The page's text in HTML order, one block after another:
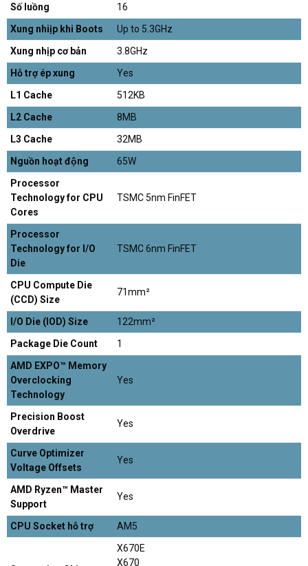
Số luồng
16
Xung nhiịp khi Boots
Up to 5.3GHz
Xung nhịp cơ bản
3.8GHz
Hỗ trợ ép xung
Yes
L1 Cache
512KB
L2 Cache
8MB
L3 Cache
32MB
Nguồn hoạt động
65W
Processor
Technology for CPU
Cores
TSMC 5nm FinFET
Processor
Technology for I/O
Die
TSMC 6nm FinFET
CPU Compute Die
(CCD) Size
71mm²
I/O Die (IOD) Size
122mm²
Package Die Count
1
AMD EXPO™ Memory
Overclocking
Technology
Yes
Precision Boost
Overdrive
Yes
Curve Optimizer
Voltage Offsets
Yes
AMD Ryzen™ Master
Support
Yes
CPU Socket hỗ trợ AM5
X670E
X670